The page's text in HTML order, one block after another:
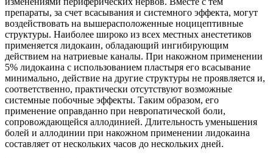
препараты, за счет всасывания и системного эффекта, могут
воздействовать на вышерасположенные ноцицептивные
структуры. Наиболее широко из всех местных анестетиков
применяется лидокаин, обладающий ингибирующим
действием на натриевые каналы. При накожном применении
5% лидокаина с использованием пластыря его всасывание
минимально, действие на другие структуры не проявляется и,
соответственно, практически отсутствуют возможные
системные побочные эффекты. Таким образом, его
применение оправданно при невропатической боли,
сопровождающейся аллодинией. Длительность уменьшения
болей и аллодинии при накожном применении лидокаина
составляет от нескольких часов до нескольких дней.